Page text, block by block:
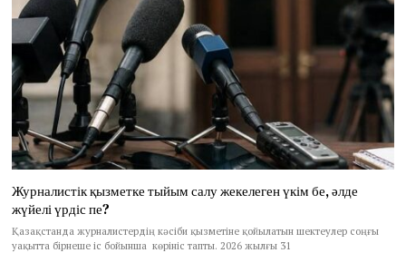
Журналистік қызметке тыйым салу жекелеген үкім бе, әлде
жүйелі үрдіс пе?
Қазақстанда журналистердің кәсіби қызметіне қойылатын шектеулер соңғы
уақытта бірнеше іс бойынша көрініс тапты. 2026 жылғы 31